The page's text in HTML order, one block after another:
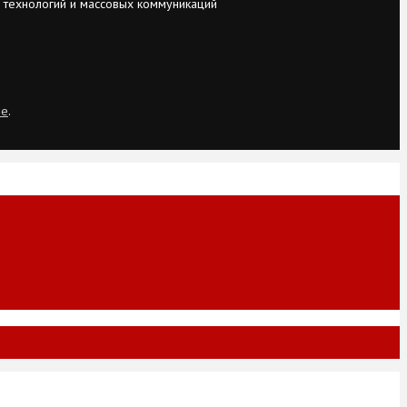
и массовых коммуникаций
.